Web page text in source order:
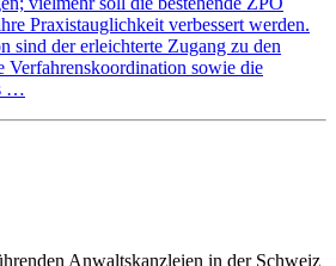
Praxistauglichkeit verbessert werden.
sind der erleichterte Zugang zu den
Verfahrenskoordination sowie die
…
Anwaltskanzleien in der Schweiz